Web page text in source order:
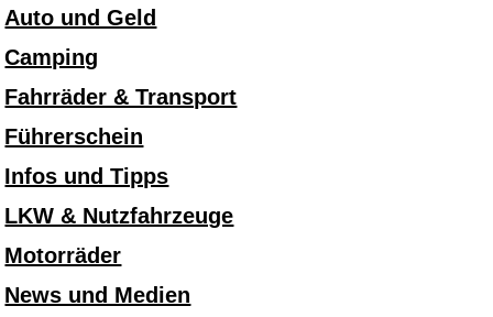
Auto und Geld
Camping
Fahrräder & Transport
Führerschein
Infos und Tipps
LKW & Nutzfahrzeuge
Motorräder
News und Medien